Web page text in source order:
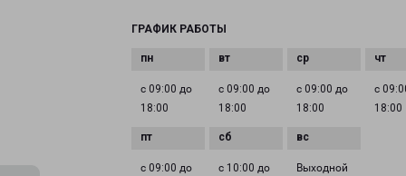
ГРАФИК РАБОТЫ
с 09:00 до
18:00
с 09:00 до
18:00
с 09:00 до
18:00
с
18:00
с 09:00 до
с 10:00 до
Выходной